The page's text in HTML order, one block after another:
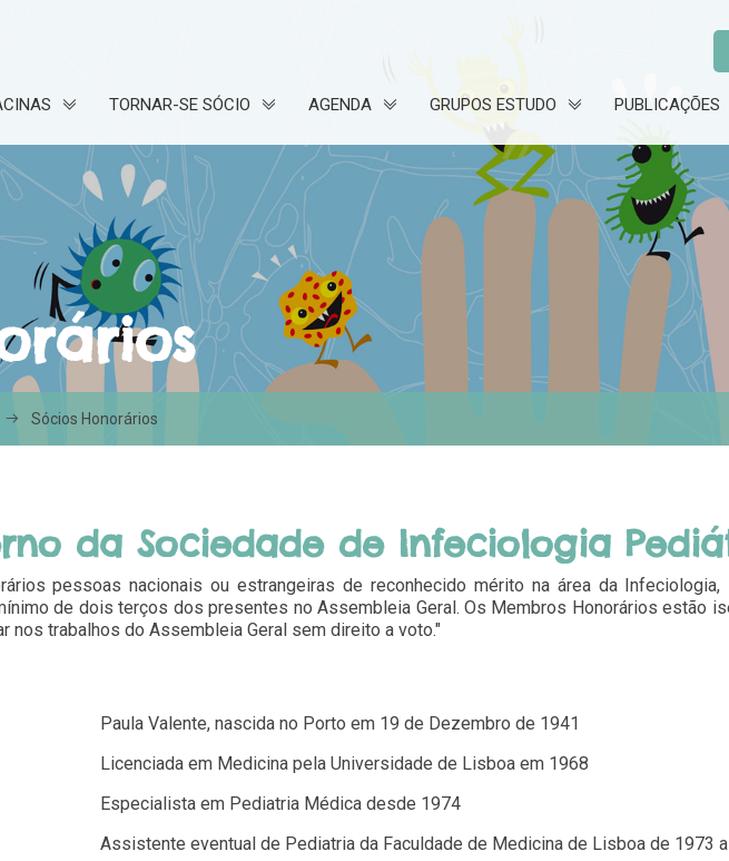
TORNAR-SE SÓCIO AGENDA GRUPOS ESTUDO PUBLICAÇÕES
Sócios Honorários
da Sociedade de Infeciologia
pessoas nacionais ou estrangeiras de reconhecido mérito na área da
de dois terços dos presentes no Assembleia Geral. Os Membros Honorários estão
nos trabalhos do Assembleia Geral sem direito a voto."
Paula Valente, nascida no Porto em 19 de Dezembro de 1941
Licenciada em Medicina pela Universidade de Lisboa em 1968
Especialista em Pediatria Médica desde 1974
Assistente eventual de Pediatria da Faculdade de Medicina de Lisboa de 1973